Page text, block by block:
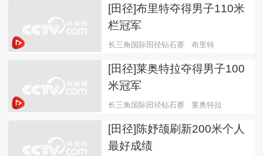
[田径]布里特夺得男子110米
栏冠军
长三角国际田径钻石赛 布里特
[田径]莱奥特拉夺得男子100
米冠军
长三角国际田径钻石赛 莱奥特拉
[田径]陈妤颉刷新200米个人
最好成绩